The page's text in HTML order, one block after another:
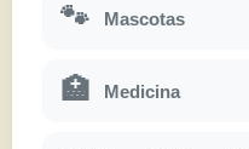
🐾 Mascotas
🏥 Medicina